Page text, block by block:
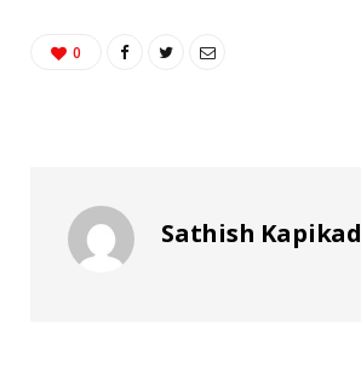
0
Sathish Kapikad